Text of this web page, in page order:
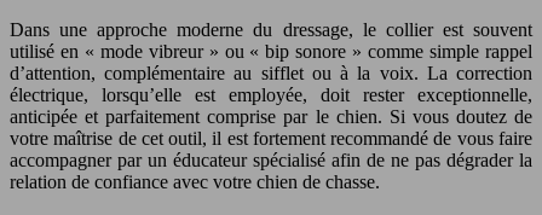
Dans une approche moderne du dressage, le collier est souvent
utilisé en « mode vibreur » ou « bip sonore » comme simple rappel
d’attention, complémentaire au sifflet ou à la voix. La correction
électrique, lorsqu’elle est employée, doit rester exceptionnelle,
anticipée et parfaitement comprise par le chien. Si vous doutez de
votre maîtrise de cet outil, il est fortement recommandé de vous faire
accompagner par un éducateur spécialisé afin de ne pas dégrader la
relation de confiance avec votre chien de chasse.